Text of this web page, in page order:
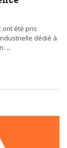
ont été pris
dédié à
...